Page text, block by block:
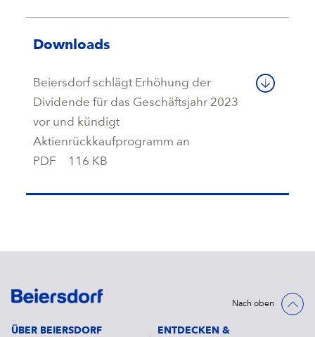
Downloads
Beiersdorf schlägt Erhöhung der
Dividende für das Geschäftsjahr 2023
vor und kündigt
Aktienrückkaufprogramm an
PDF
116 KB
Nach oben
ÜBER BEIERSDORF
ENTDECKEN &